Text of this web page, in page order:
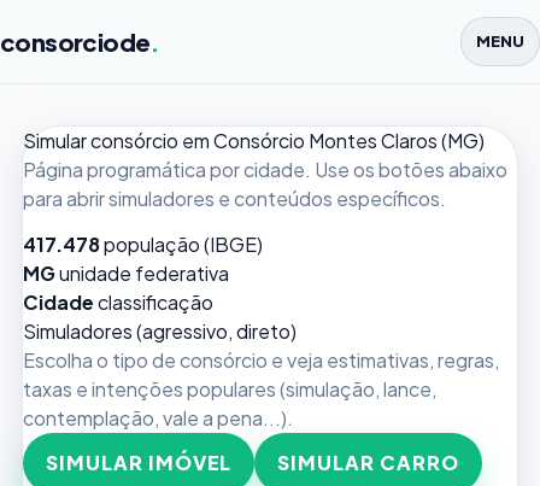
consorciode. MENU
Simular consórcio em Consórcio Montes Claros (MG)
Página programática por cidade. Use os botões abaixo
para abrir simuladores e conteúdos específicos.
417.478população (IBGE)
MGunidade federativa
Cidadeclassificação
Simuladores (agressivo, direto)
Escolha o tipo de consórcio e veja estimativas, regras,
taxas e intenções populares (simulação, lance,
contemplação, vale a pena...).
SIMULAR IMÓVEL
SIMULAR CARRO